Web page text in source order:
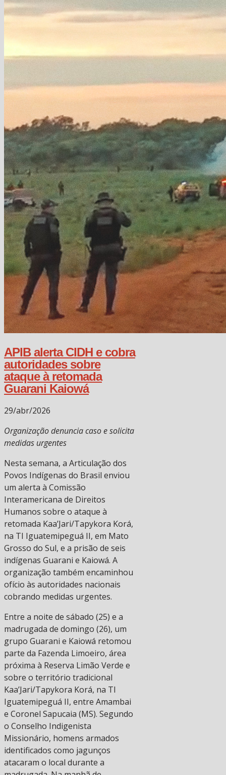
APIB alerta CIDH e cobra
autoridades sobre
ataque à retomada
Guarani Kaiowá
29/abr/2026
Organização denuncia caso e solicita
medidas urgentes
Nesta semana, a Articulação dos
Povos Indígenas do Brasil enviou
um alerta à Comissão
Interamericana de Direitos
Humanos sobre o ataque à
retomada Kaa’Jari/Tapykora Korá,
na TI Iguatemipeguá II, em Mato
Grosso do Sul, e a prisão de seis
indígenas Guarani e Kaiowá. A
organização também encaminhou
ofício às autoridades nacionais
cobrando medidas urgentes.
Entre a noite de sábado (25) e a
madrugada de domingo (26), um
grupo Guarani e Kaiowá retomou
parte da Fazenda Limoeiro, área
próxima à Reserva Limão Verde e
sobre o território tradicional
Kaa’Jari/Tapykora Korá, na TI
Iguatemipeguá II, entre Amambai
e Coronel Sapucaia (MS). Segundo
o Conselho Indigenista
Missionário, homens armados
identificados como jagunços
atacaram o local durante a